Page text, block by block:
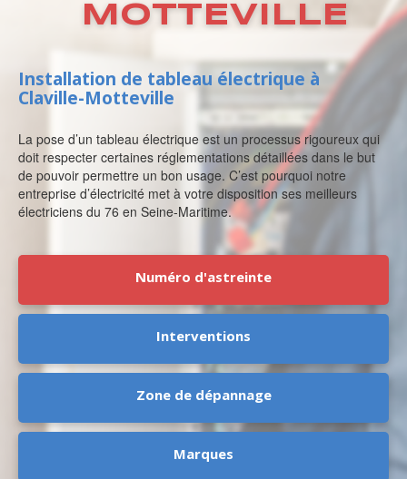
MOTTEVILLE
Installation de tableau électrique à
Claville-Motteville
La pose d’un tableau électrique est un processus rigoureux qui
doit respecter certaines réglementations détaillées dans le but
de pouvoir permettre un bon usage. C’est pourquoi notre
entreprise d’électricité met à votre disposition ses meilleurs
électriciens du 76 en Seine-Maritime.
Numéro d'astreinte
Interventions
Zone de dépannage
Marques